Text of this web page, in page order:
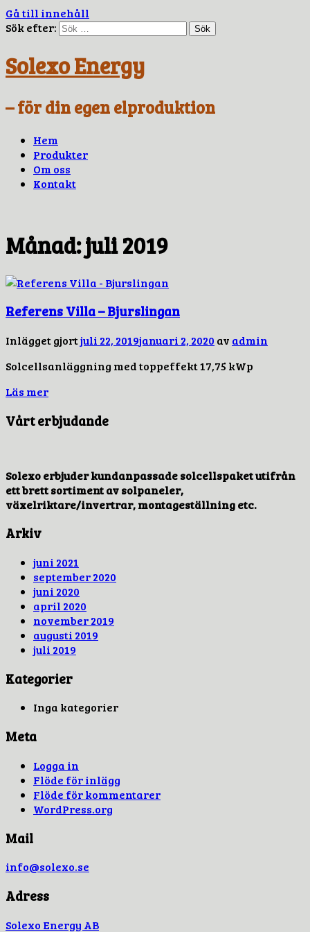
Gå till innehåll
Sök efter:
Solexo Energy
– för din egen elproduktion
Hem
Produkter
Om oss
Kontakt
Månad:juli 2019
Referens Villa – Bjurslingan
Inlägget gjortjuli 22, 2019januari 2, 2020 av admin
Solcellsanläggning med toppeffekt 17,75 kWp
Läs mer
Vårt erbjudande
Solexo erbjuder kundanpassade solcellspaket utifrån
ett brett sortiment av solpaneler,
växelriktare/invertrar, montageställning etc.
Arkiv
juni 2021
september 2020
juni 2020
april 2020
november 2019
augusti 2019
juli 2019
Kategorier
Inga kategorier
Meta
Logga in
Flöde för inlägg
Flöde för kommentarer
WordPress.org
Mail
info@solexo.se
Adress
Solexo Energy AB